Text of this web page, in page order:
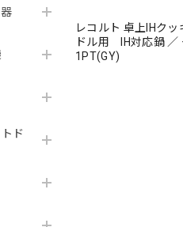
ド
レコルト 卓上IHクッ
ドル用 IH対応鍋 ／
1PT(GY)